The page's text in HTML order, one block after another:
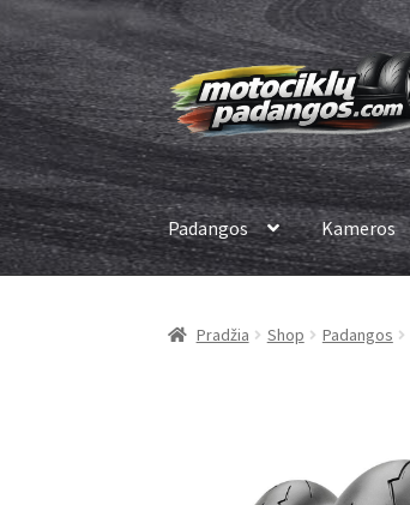
Pereiti
prie
meniu
Pereiti
prie
turinio
Padangos Kameros
Pradžia Shop Padangos